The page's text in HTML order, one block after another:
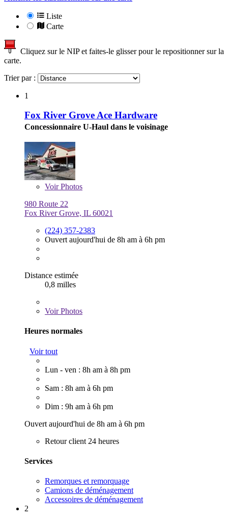
Liste
Carte
Cliquez sur le NIP et faites-le glisser pour le repositionner sur la
carte.
Trier par :
1
Fox River Grove Ace Hardware
Concessionnaire U-Haul dans le voisinage
VoirPhotos
980 Route 22
Fox River Grove, IL 60021
(224) 357-2383
Ouvert aujourd'hui de 8h am à 6h pm
Distance estimée
0,8 milles
VoirPhotos
Heures normales
Voir tout
Lun - ven : 8h am à 8h pm
Sam : 8h am à 6h pm
Dim : 9h am à 6h pm
Ouvert aujourd'hui de 8h am à 6h pm
Retour client 24 heures
Services
Remorques et remorquage
Camions de déménagement
Accessoires de déménagement
2